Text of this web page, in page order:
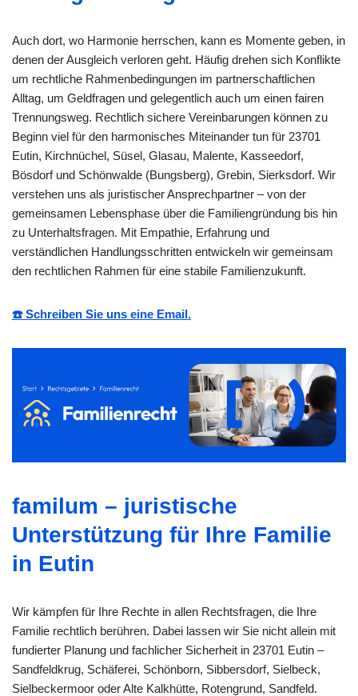
Auch dort, wo Harmonie herrschen, kann es Momente geben, in
denen der Ausgleich verloren geht. Häufig drehen sich Konflikte
um rechtliche Rahmenbedingungen im partnerschaftlichen
Alltag, um Geldfragen und gelegentlich auch um einen fairen
Trennungsweg. Rechtlich sichere Vereinbarungen können zu
Beginn viel für den harmonisches Miteinander tun für 23701
Eutin, Kirchnüchel, Süsel, Glasau, Malente, Kasseedorf,
Bösdorf und Schönwalde (Bungsberg), Grebin, Sierksdorf. Wir
verstehen uns als juristischer Ansprechpartner – von der
gemeinsamen Lebensphase über die Familiengründung bis hin
zu Unterhaltsfragen. Mit Empathie, Erfahrung und
verständlichen Handlungsschritten entwickeln wir gemeinsam
den rechtlichen Rahmen für eine stabile Familienzukunft.
☎️ Schreiben Sie uns eine Email.
familum – juristische
Unterstützung für Ihre Familie
in Eutin
Wir kämpfen für Ihre Rechte in allen Rechtsfragen, die Ihre
Familie rechtlich berühren. Dabei lassen wir Sie nicht allein mit
fundierter Planung und fachlicher Sicherheit in 23701 Eutin –
Sandfeldkrug, Schäferei, Schönborn, Sibbersdorf, Sielbeck,
Sielbeckermoor oder Alte Kalkhütte, Rotengrund, Sandfeld.